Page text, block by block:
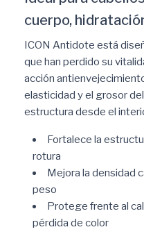
cuerpo,
ICON Antidote está
que han perdido su
acción
elasticidad y el grosor
estructura desde el
Fortalece la
rotura
Mejora la densidad
peso
Protege frente al
pérdida de color